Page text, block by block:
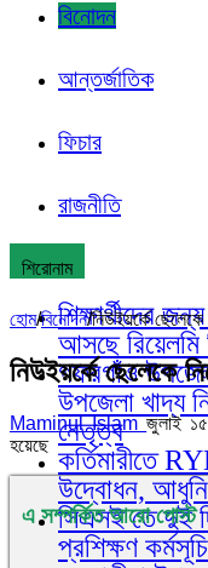
বিনোদন
আন্তর্জাতিক
ফিচার
রাজনীতি
শিরোনাম
শিক্ষার্থীদের
আসছে রিয়েলমি
গফরগাঁও
উপজেলা খাদ্য
নেতৃত্ব
কর্তিমারীতে
উদ্বোধন,
সিএসই তে দুই
প্রশিক্ষণ
হোম/বিনোদন/নিউইয়র্কে
নিউইয়র্কে ছেলেকে
Maminul Islamজুলাই
হয়েছে
এ সম্পর্কিত আরো পোস্ট